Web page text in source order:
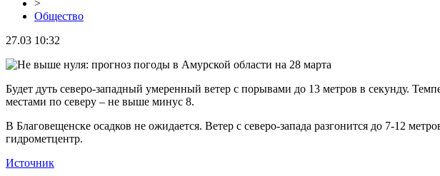
>
Общество
27.03 10:32
Будет дуть северо-западный умеренный ветер с порывами до 13 метров в секунду.
местами по северу – не выше минус 8.
В Благовещенске осадков не ожидается. Ветер с северо-запада разгонится до 7-12
гидрометцентр.
Источник